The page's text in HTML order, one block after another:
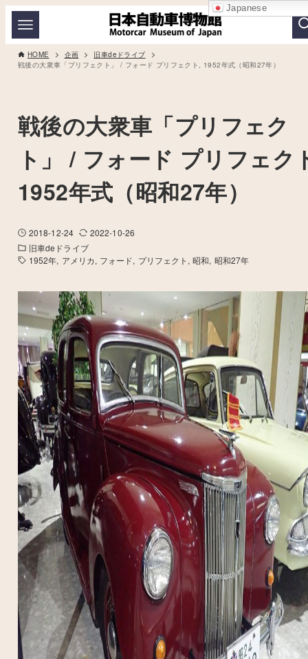
HOME 企画
旧車deドライブ
戦後の大衆車「プリフェクト」 / フォード プリフェクト, 1952年式（昭和27年）
戦後の大衆車「プリフェク
ト」 / フォード プリフェク
1952年式（昭和27年）
2018-12-24
2022-10-26
旧車deドライブ
1952年 アメリカ フォード プリフェクト 昭和 昭和27年
Japanese